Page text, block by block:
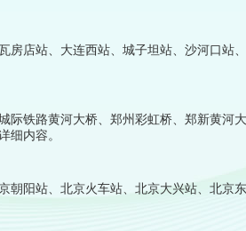
店站、大连西站、城子坦站、沙河口站
铁路黄河大桥、郑州彩虹桥、郑新黄河
细内容。
阳站、北京火车站、北京大兴站、北京